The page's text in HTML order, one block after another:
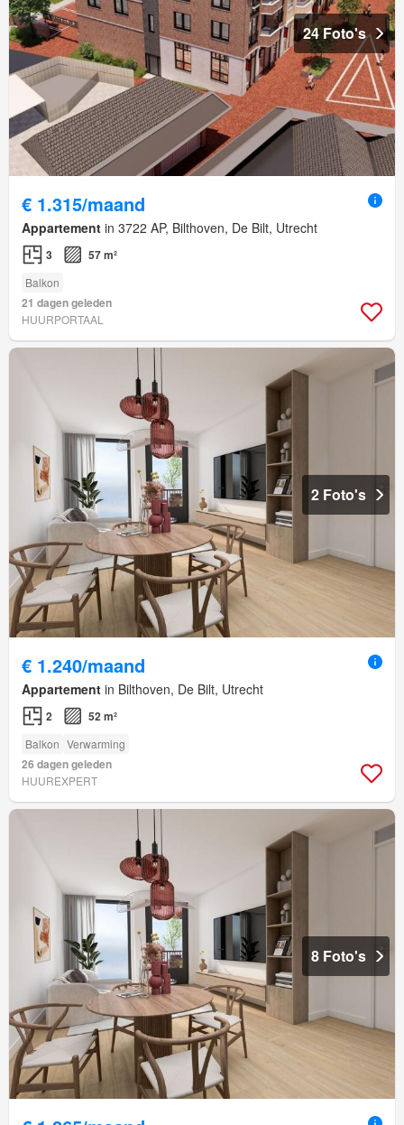
24 Foto's
€ 1.315/maand
Appartement in 3722 AP, Bilthoven, De Bilt, Utrecht
3 57 m²
Balkon
21 dagen geleden
HUURPORTAAL
2 Foto's
€ 1.240/maand
Appartement in Bilthoven, De Bilt, Utrecht
2 52 m²
Balkon Verwarming
26 dagen geleden
HUUREXPERT
8 Foto's